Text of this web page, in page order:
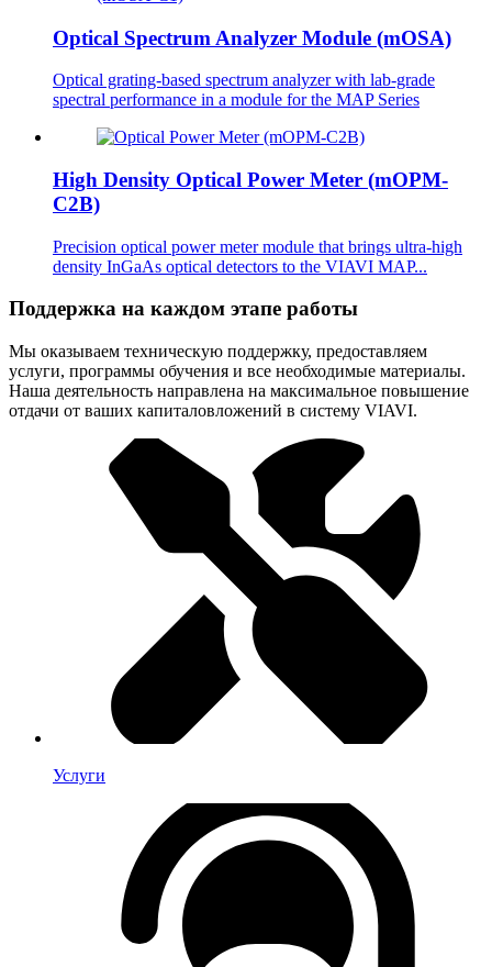
Optical Spectrum Analyzer Module (mOSA)
Optical grating-based spectrum analyzer with lab-grade
spectral performance in a module for the MAP Series
High Density Optical Power Meter (mOPM-
C2B)
Precision optical power meter module that brings ultra-high
density InGaAs optical detectors to the VIAVI MAP...
Поддержка на каждом этапе работы
Мы оказываем техническую поддержку, предоставляем
услуги, программы обучения и все необходимые материалы.
Наша деятельность направлена на максимальное повышение
отдачи от ваших капиталовложений в систему VIAVI.
Услуги